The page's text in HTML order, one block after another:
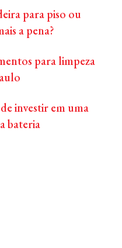
para piso ou
a pena?
para limpeza
investir em uma
bateria